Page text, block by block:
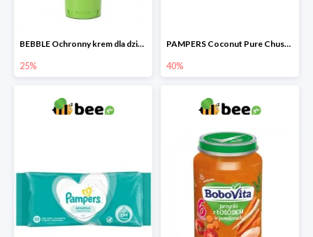
BEBBLE Ochronny krem dla dzieci Wiatr i chłód
25%
PAMPERS Coconut Pure Chusteczki nawilżające
40%